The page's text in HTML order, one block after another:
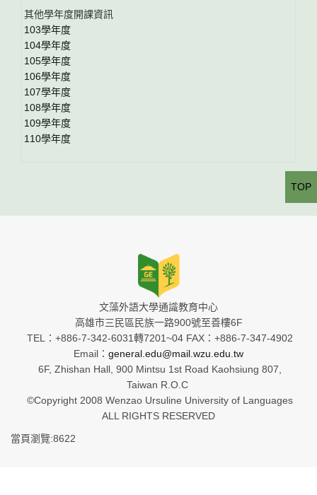
其他學年度開課資訊
103學年度
104學年度
105學年度
106學年度
107學年度
108學年度
109學年度
110學年度
文藻外語大學通識教育中心
高雄市三民區民族一路900號至善樓6F
TEL：+886-7-342-6031轉7201~04 FAX：+886-7-347-4902
Email： general.edu@mail.wzu.edu.tw
6F, Zhishan Hall, 900 Mintsu 1st Road Kaohsiung 807,
Taiwan R.O.C
©Copyright 2008 Wenzao Ursuline University of Languages
ALL RIGHTS RESERVED
當頁瀏覽:8622
TOP